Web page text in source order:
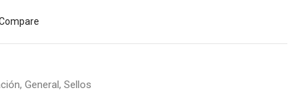
, General, Sellos